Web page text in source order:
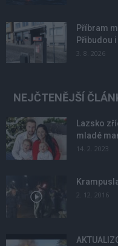
Příbram
Přibudou
3. 8. 2026
NEJČTENĚJŠÍ
Lazsko
mladé
14. 2. 2023
2. 12. 2016